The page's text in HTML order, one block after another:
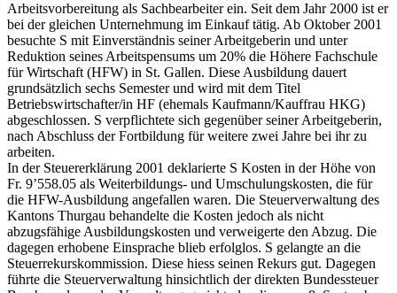
Arbeitsvorbereitung als Sachbearbeiter ein. Seit dem Jahr 2000 ist er
bei der gleichen Unternehmung im Einkauf tätig. Ab Oktober 2001
besuchte S mit Einverständnis seiner Arbeitgeberin und unter
Reduktion seines Arbeitspensums um 20% die Höhere Fachschule
für Wirtschaft (HFW) in St. Gallen. Diese Ausbildung dauert
grundsätzlich sechs Semester und wird mit dem Titel
Betriebswirtschafter/in HF (ehemals Kaufmann/Kauffrau HKG)
abgeschlossen. S verpflichtete sich gegenüber seiner Arbeitgeberin,
nach Abschluss der Fortbildung für weitere zwei Jahre bei ihr zu
arbeiten.
In der Steuererklärung 2001 deklarierte S Kosten in der Höhe von
Fr. 9’558.05 als Weiterbildungs- und Umschulungskosten, die für
die HFW-Ausbildung angefallen waren. Die Steuerverwaltung des
Kantons Thurgau behandelte die Kosten jedoch als nicht
abzugsfähige Ausbildungskosten und verweigerte den Abzug. Die
dagegen erhobene Einsprache blieb erfolglos. S gelangte an die
Steuerrekurskommission. Diese hiess seinen Rekurs gut. Dagegen
führte die Steuerverwaltung hinsichtlich der direkten Bundessteuer